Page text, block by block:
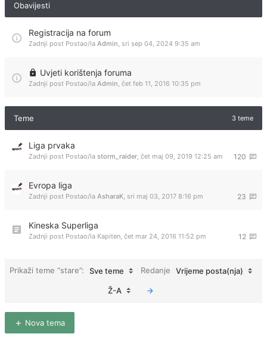
Obavijesti
Registracija na forum
Zadnji post Postao/la Admin, sri sep 04, 2024 9:35 am
Uvjeti korištenja foruma
Zadnji post Postao/la Admin, čet feb 11, 2016 10:35 pm
Teme 3 teme
Liga prvaka
120
Zadnji post Postao/la storm_raider, čet maj 09, 2019 12:25 am
Evropa liga
23
Zadnji post Postao/la AsharaK, sri maj 03, 2017 8:16 pm
Kineska Superliga
12
Zadnji post Postao/la Kapiten, čet mar 24, 2016 11:52 pm
Prikaži teme “stare”: Sve teme Redanje Vrijeme posta(nja)
Ž-A
Nova tema